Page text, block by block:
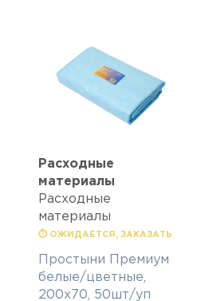
Расходные
материалы
Расходные
материалы
⏱ ОЖИДАЕТСЯ, ЗАКАЗАТЬ
Простыни Премиум
белые/цветные,
200х70, 50шт/уп